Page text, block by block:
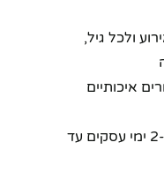
ולכל גיל,
איכותיים
– בין 2-5 ימי עסקים עד